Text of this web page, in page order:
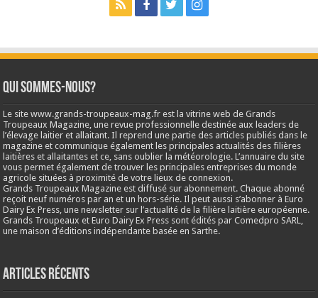
Qui sommes-nous?
Le site www.grands-troupeaux-mag.fr est la vitrine web de Grands
Troupeaux Magazine, une revue professionnelle destinée aux leaders de
l’élevage laitier et allaitant. Il reprend une partie des articles publiés dans le
magazine et communique également les principales actualités des filières
laitières et allaitantes et ce, sans oublier la météorologie. L’annuaire du site
vous permet également de trouver les principales entreprises du monde
agricole situées à proximité de votre lieux de connexion.
Grands Troupeaux Magazine est diffusé sur abonnement. Chaque abonné
reçoit neuf numéros par an et un hors-série. Il peut aussi s’abonner à Euro
Dairy Ex Press, une newsletter sur l’actualité de la filière laitière européenne.
Grands Troupeaux et Euro Dairy Ex Press sont édités par Comedpro SARL,
une maison d’éditions indépendante basée en Sarthe.
Articles récents